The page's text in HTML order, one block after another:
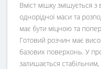
Вміст мішку змішується
однорідної маси та
має бути міцною та
Готовий розчин має
базових поверхонь. У
залишається стабільним,